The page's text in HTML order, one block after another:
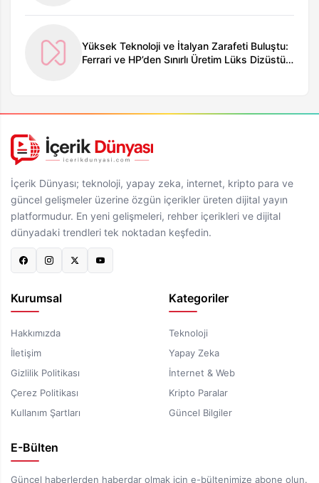
Yüksek Teknoloji ve İtalyan Zarafeti Buluştu:
Ferrari ve HP’den Sınırlı Üretim Lüks Dizüstü
İçerik Dünyası; teknoloji, yapay zeka, internet, kripto para ve
güncel gelişmeler üzerine özgün içerikler üreten dijital yayın
platformudur. En yeni gelişmeleri, rehber içerikleri ve dijital
dünyadaki trendleri tek noktadan keşfedin.
Kurumsal
Hakkımızda
İletişim
Gizlilik Politikası
Çerez Politikası
Kullanım Şartları
Kategoriler
Teknoloji
Yapay Zeka
İnternet & Web
Kripto Paralar
Güncel Bilgiler
E-Bülten
Güncel haberlerden haberdar olmak için e-bültenimize abone olun.